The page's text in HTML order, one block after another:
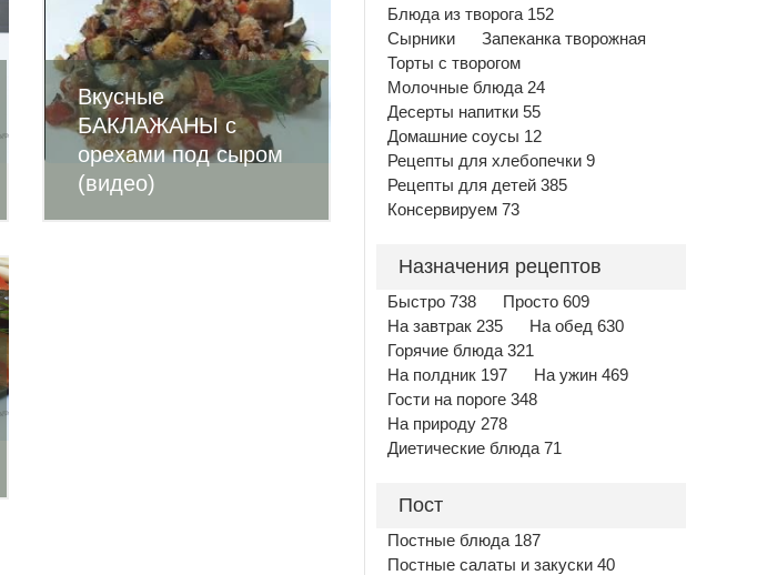
Вкусные
БАКЛАЖАНЫ с
орехами под сыром
(видео)
Блюда из творога 152
Сырники
Запеканка творожная
Торты с творогом
Молочные блюда 24
Десерты напитки 55
Домашние соусы 12
Рецепты для хлебопечки 9
Рецепты для детей 385
Консервируем 73
Назначения рецептов
Быстро 738
Просто 609
На завтрак 235
На обед 630
Горячие блюда 321
На полдник 197
На ужин 469
Гости на пороге 348
На природу 278
Диетические блюда 71
Пост
Постные блюда 187
Постные салаты и закуски 40